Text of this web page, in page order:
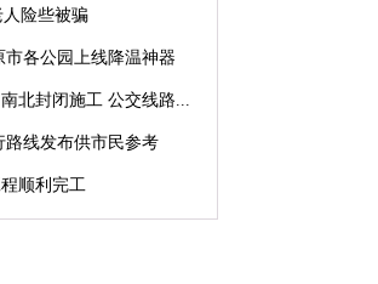
人险些被骗
各公园上线降温神器
北封闭施工 公交线路...
路线发布供市民参考
顺利完工